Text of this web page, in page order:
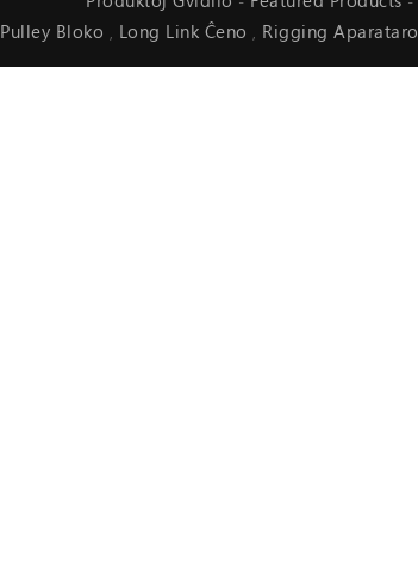
Pulley Bloko , Long Link Ĉeno , Rigging Aparataro